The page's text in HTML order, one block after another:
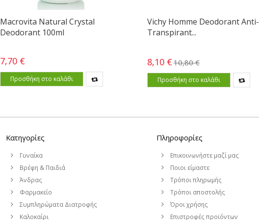
Macrovita Natural Crystal
Deodorant 100ml
7,70 €
Προσθήκη στο καλάθι
Vichy Homme Deodorant Anti-
Transpirant...
8,10 € 10,80 €
Προσθήκη στο καλάθι
Κατηγορίες
Γυναίκα
Βρέφη & Παιδιά
Άνδρας
Φαρμακείο
Συμπληρώματα Διατροφής
Καλοκαίρι
Πληροφορίες
Επικοινωνήστε μαζί μας
Ποιοι είμαστε
Τρόποι πληρωμής
Τρόποι αποστολής
Όροι χρήσης
Επιστροφές προϊόντων